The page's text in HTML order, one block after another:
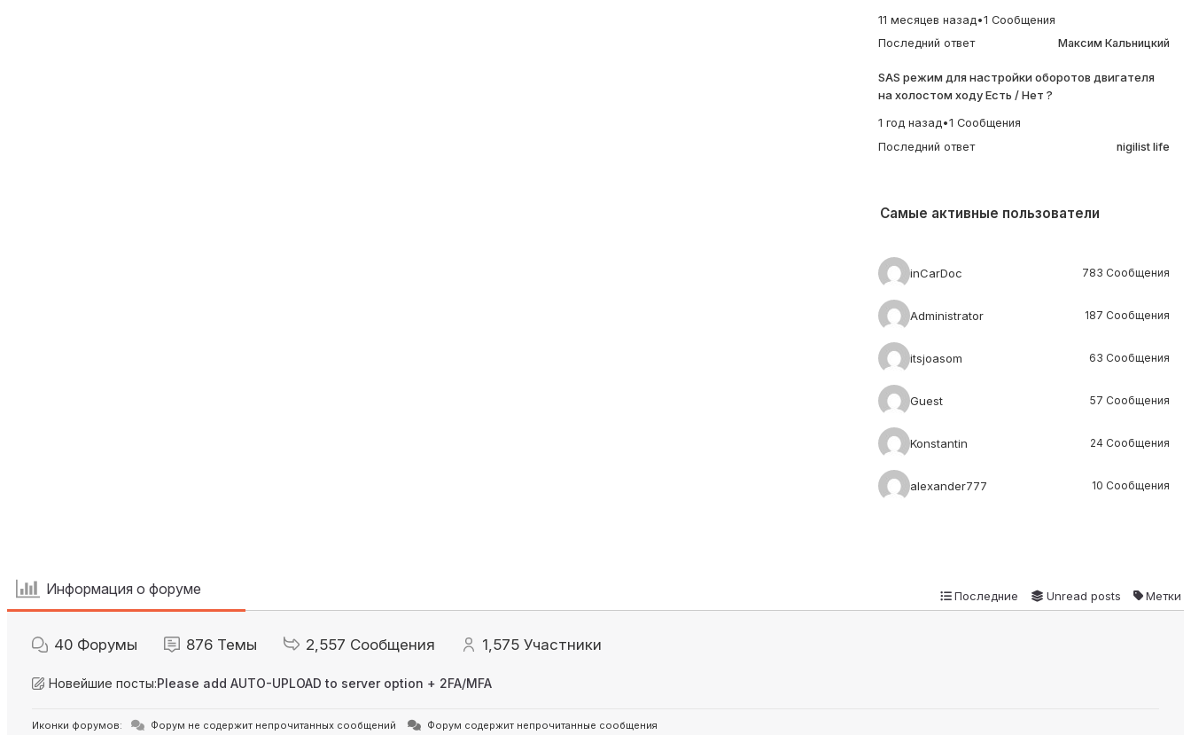
11 месяцев назад •1 Сообщения
Последний ответ
Максим Кальницкий
SAS режим для настройки оборотов двигателя
на холостом ходу Есть / Нет ?
1 год назад•1 Сообщения
Последний ответ
nigilist life
Самые активные пользователи
inCarDoc 783 Сообщения
Administrator 187 Сообщения
itsjoasom 63 Сообщения
Guest 57 Сообщения
Konstantin 24 Сообщения
alexander777 10 Сообщения
Информация о форуме Последние Unread posts Метки
40 Форумы 876 Темы 2,557 Сообщения 1,575 Участники
Новейшие посты:Please add AUTO-UPLOAD to server option + 2FA/MFA
Иконки форумов: Форум не содержит непрочитанных сообщений
Форум содержит непрочитанные сообщения